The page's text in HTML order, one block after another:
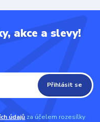
akce a slevy!
Přihlásit se
údajů za účelem rozesílky